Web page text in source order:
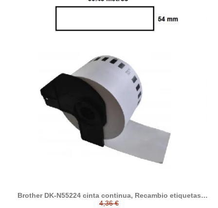
Brother DK-N55224 cinta continua, Recambio etiquetas
compatible a Brother
4,36 €